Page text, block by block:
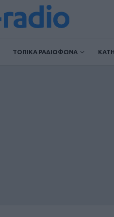
ΤΟΠΙΚΑ ΡΑΔΙΟΦΩΝΑ